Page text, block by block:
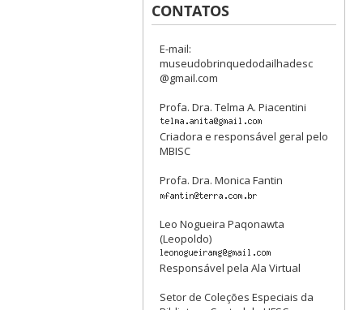
CONTATOS
E-mail:
museudobrinquedodailhadesc
@gmail.com
Profa. Dra. Telma A. Piacentini
Criadora e responsável geral pelo
MBISC
Profa. Dra. Monica Fantin
Leo Nogueira Paqonawta
(Leopoldo)
Responsável pela Ala Virtual
Setor de Coleções Especiais da